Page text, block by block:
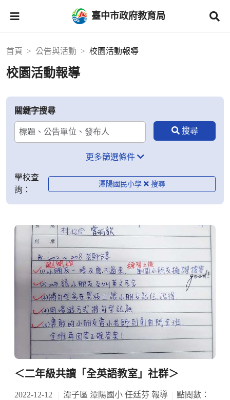
臺中市政府教育局
首頁 公告與活動 校園活動報導
校園活動報導
關鍵字搜尋
更多篩選條件
學校查
詢：
潭陽國民小學
＜二年級共讀「全英語教室」社群＞
2022-12-12 潭子區 潭陽國小 任廷芬 報導
點閱數：